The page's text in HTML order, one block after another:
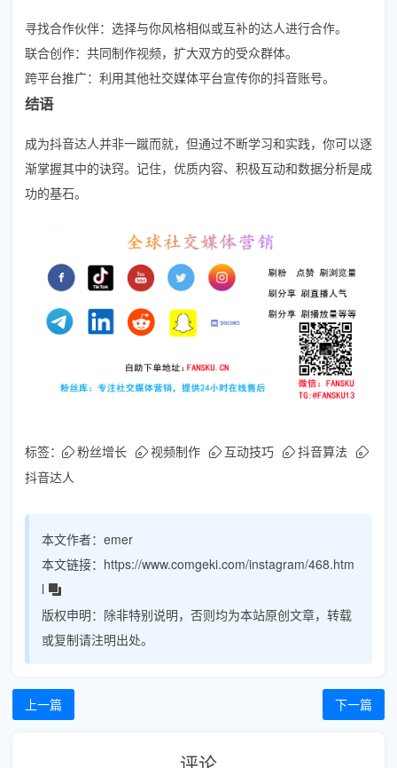
寻找合作伙伴：选择与你风格相似或互补的达人进行合作。
联合创作：共同制作视频，扩大双方的受众群体。
跨平台推广：利用其他社交媒体平台宣传你的抖音账号。
结语
成为抖音达人并非一蹴而就，但通过不断学习和实践，你可以逐
渐掌握其中的诀窍。记住，优质内容、积极互动和数据分析是成
功的基石。
标签： 粉丝增长 视频制作 互动技巧
抖音算法
抖音达人
本文作者： emer
本文链接： https://www.comgeki.com/instagram/468.htm
l
版权申明： 除非特别说明，否则均为本站原创文章，转载
或复制请注明出处。
上一篇 下一篇